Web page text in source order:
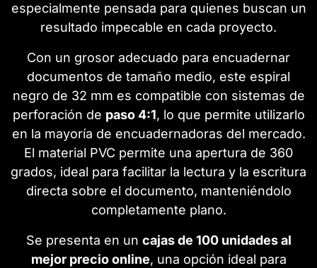
especialmente pensada para quienes buscan un
resultado impecable en cada proyecto.
Con un grosor adecuado para encuadernar
documentos de tamaño medio, este espiral
negro de 32 mm es compatible con sistemas de
perforación de paso 4:1, lo que permite utilizarlo
en la mayoría de encuadernadoras del mercado.
El material PVC permite una apertura de 360
grados, ideal para facilitar la lectura y la escritura
directa sobre el documento, manteniéndolo
completamente plano.
Se presenta en un cajas de 100 unidades al
mejor precio online, una opción ideal para